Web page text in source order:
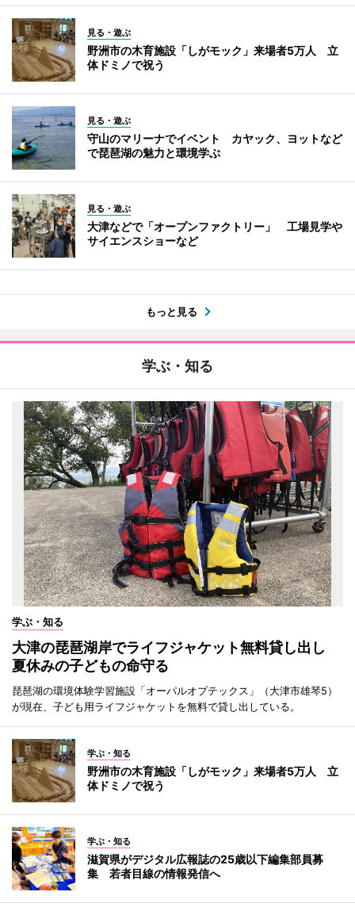
見る・遊ぶ
野洲市の木育施設「しがモック」来場者5万人 立
体ドミノで祝う
見る・遊ぶ
守山のマリーナでイベント カヤック、ヨットなど
で琵琶湖の魅力と環境学ぶ
見る・遊ぶ
大津などで「オープンファクトリー」 工場見学や
サイエンスショーなど
もっと見る
学ぶ・知る
学ぶ・知る
大津の琵琶湖岸でライフジャケット無料貸し出し
夏休みの子どもの命守る
琵琶湖の環境体験学習施設「オーパルオプテックス」（大津市雄琴5）
が現在、子ども用ライフジャケットを無料で貸し出している。
学ぶ・知る
野洲市の木育施設「しがモック」来場者5万人 立
体ドミノで祝う
学ぶ・知る
滋賀県がデジタル広報誌の25歳以下編集部員募
集 若者目線の情報発信へ